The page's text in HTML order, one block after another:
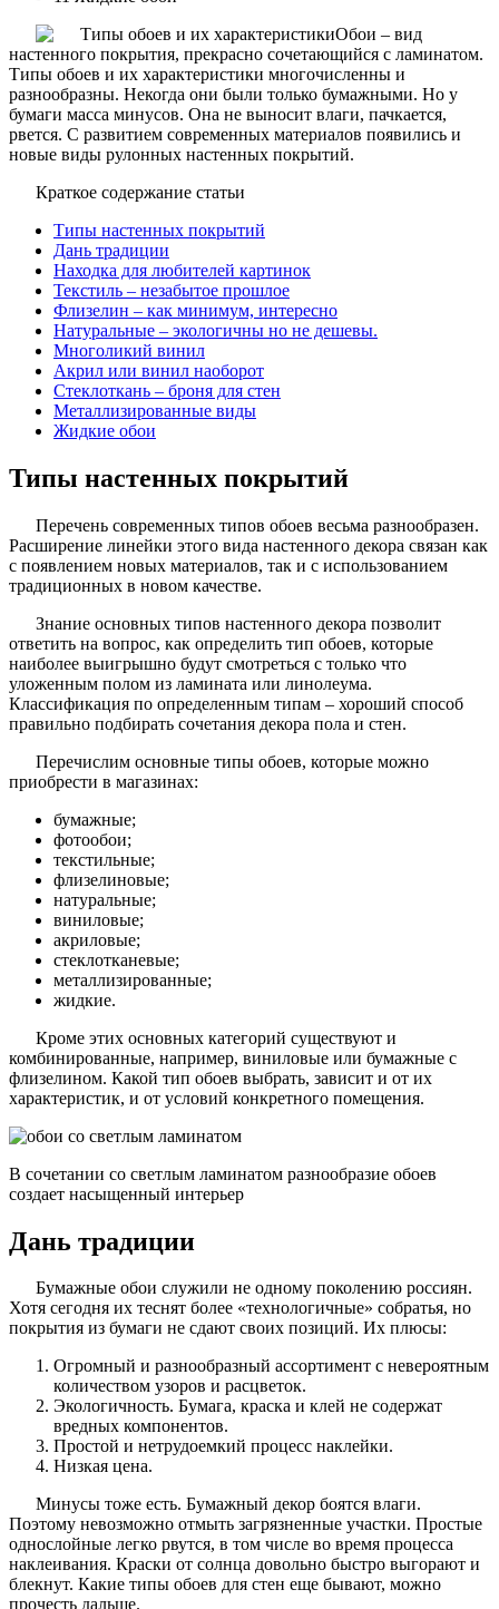
Обои – вид
настенного покрытия, прекрасно сочетающийся с ламинатом.
Типы обоев и их характеристики многочисленны и
разнообразны. Некогда они были только бумажными. Но у
бумаги масса минусов. Она не выносит влаги, пачкается,
рвется. С развитием современных материалов появились и
новые виды рулонных настенных покрытий.
Краткое содержание статьи
Типы настенных покрытий
Дань традиции
Находка для любителей картинок
Текстиль – незабытое прошлое
Флизелин – как минимум, интересно
Натуральные – экологичны но не дешевы.
Многоликий винил
Акрил или винил наоборот
Стеклоткань – броня для стен
Металлизированные виды
Жидкие обои
Типы настенных покрытий
Перечень современных типов обоев весьма разнообразен.
Расширение линейки этого вида настенного декора связан как
с появлением новых материалов, так и с использованием
традиционных в новом качестве.
Знание основных типов настенного декора позволит
ответить на вопрос, как определить тип обоев, которые
наиболее выигрышно будут смотреться с только что
уложенным полом из ламината или линолеума.
Классификация по определенным типам – хороший способ
правильно подбирать сочетания декора пола и стен.
Перечислим основные типы обоев, которые можно
приобрести в магазинах:
бумажные;
фотообои;
текстильные;
флизелиновые;
натуральные;
виниловые;
акриловые;
стеклотканевые;
металлизированные;
жидкие.
Кроме этих основных категорий существуют и
комбинированные, например, виниловые или бумажные с
флизелином. Какой тип обоев выбрать, зависит и от их
характеристик, и от условий конкретного помещения.
В сочетании со светлым ламинатом разнообразие обоев
создает насыщенный интерьер
Дань традиции
Бумажные обои служили не одному поколению россиян.
Хотя сегодня их теснят более «технологичные» собратья, но
покрытия из бумаги не сдают своих позиций. Их плюсы:
Огромный и разнообразный ассортимент с невероятным
количеством узоров и расцветок.
Экологичность. Бумага, краска и клей не содержат
вредных компонентов.
Простой и нетрудоемкий процесс наклейки.
Низкая цена.
Минусы тоже есть. Бумажный декор боятся влаги.
Поэтому невозможно отмыть загрязненные участки. Простые
однослойные легко рвутся, в том числе во время процесса
наклеивания. Краски от солнца довольно быстро выгорают и
блекнут. Какие типы обоев для стен еще бывают, можно
прочесть дальше.